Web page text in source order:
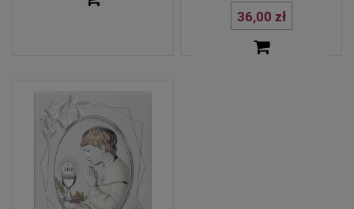
36,00 zł